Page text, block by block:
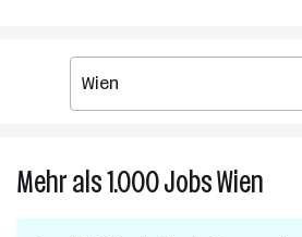
Mehr als 1.000JobsWien